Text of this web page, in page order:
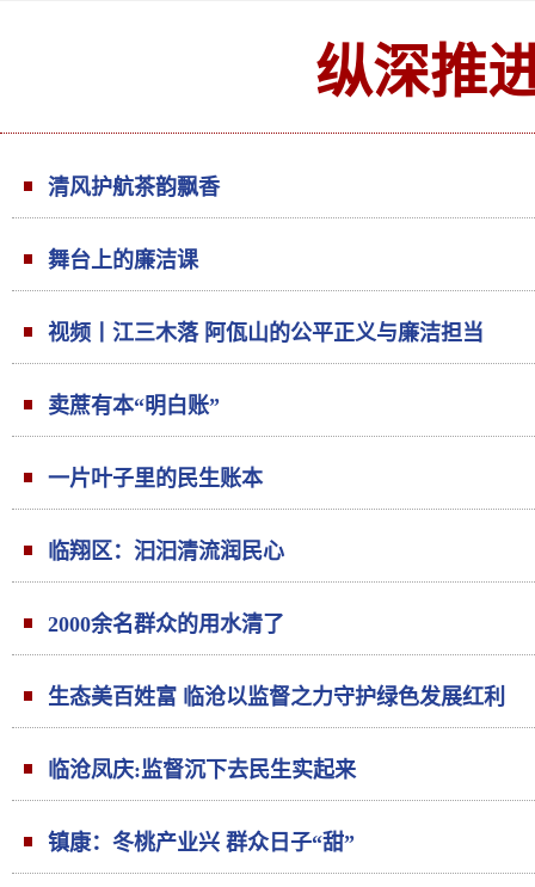
纵深推
清风护航茶韵飘香
舞台上的廉洁课
视频丨江三木落 阿佤山的公平正义与廉洁担当
卖蔗有本“明白账”
一片叶子里的民生账本
临翔区：汩汩清流润民心
2000余名群众的用水清了
生态美百姓富 临沧以监督之力守护绿色发展红利
临沧凤庆:监督沉下去民生实起来
镇康：冬桃产业兴 群众日子“甜”